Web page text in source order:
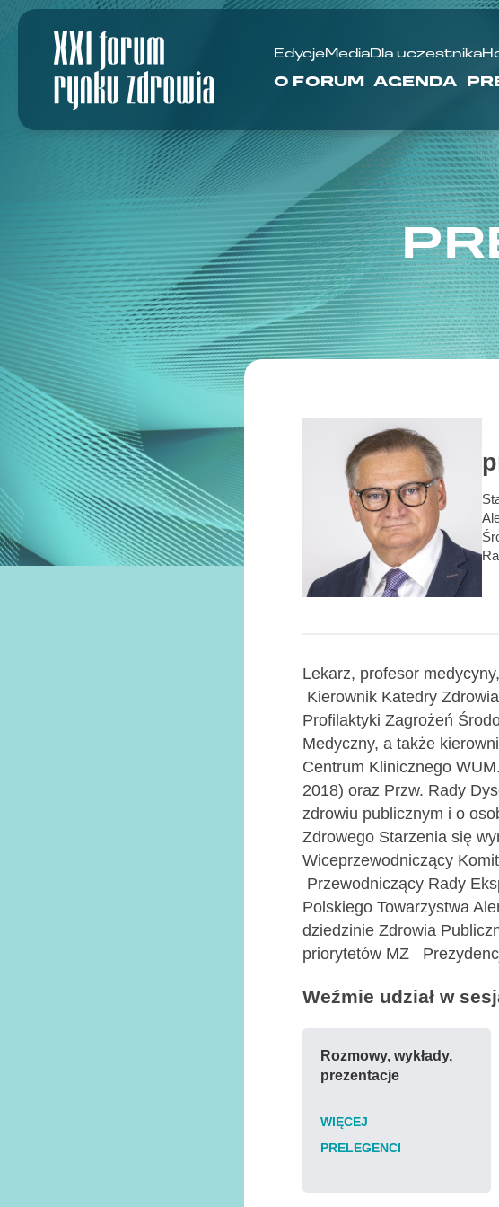
EdycjeMediaDla uczestnika
O FORUM AGENDA
Lekarz, profesor
Kierownik Katedry
Profilaktyki Zagrożeń
Medyczny, a także
Centrum Klinicznego
2018) oraz Przw. Rady
zdrowiu publicznym i o
Zdrowego Starzenia się
Wiceprzewodniczący
Przewodniczący Rady
Polskiego Towarzystwa
dziedzinie Zdrowia
priorytetów MZ
Weźmie udział w
Rozmowy, wykłady,
prezentacje
WIĘCEJ
PRELEGENCI